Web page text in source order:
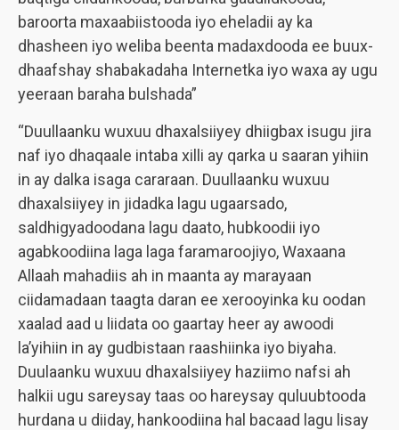
baroorta maxaabiistooda iyo eheladii ay ka
dhasheen iyo weliba beenta madaxdooda ee buux-
dhaafshay shabakadaha Internetka iyo waxa ay ugu
yeeraan baraha bulshada”
“Duullaanku wuxuu dhaxalsiiyey dhiigbax isugu jira
naf iyo dhaqaale intaba xilli ay qarka u saaran yihiin
in ay dalka isaga cararaan. Duullaanku wuxuu
dhaxalsiiyey in jidadka lagu ugaarsado,
saldhigyadoodana lagu daato, hubkoodii iyo
agabkoodiina laga laga faramaroojiyo, Waxaana
Allaah mahadiis ah in maanta ay marayaan
ciidamadaan taagta daran ee xerooyinka ku oodan
xaalad aad u liidata oo gaartay heer ay awoodi
la’yihiin in ay gudbistaan raashiinka iyo biyaha.
Duulaanku wuxuu dhaxalsiiyey haziimo nafsi ah
halkii ugu sareysay taas oo hareysay quluubtooda
hurdana u diiday, hankoodiina hal bacaad lagu lisay